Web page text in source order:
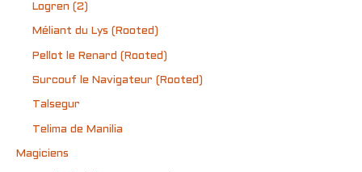
Logren (2)
Méliant du Lys (Rooted)
Pellot le Renard (Rooted)
Surcouf le Navigateur (Rooted)
Talsegur
Telima de Manilia
Magiciens